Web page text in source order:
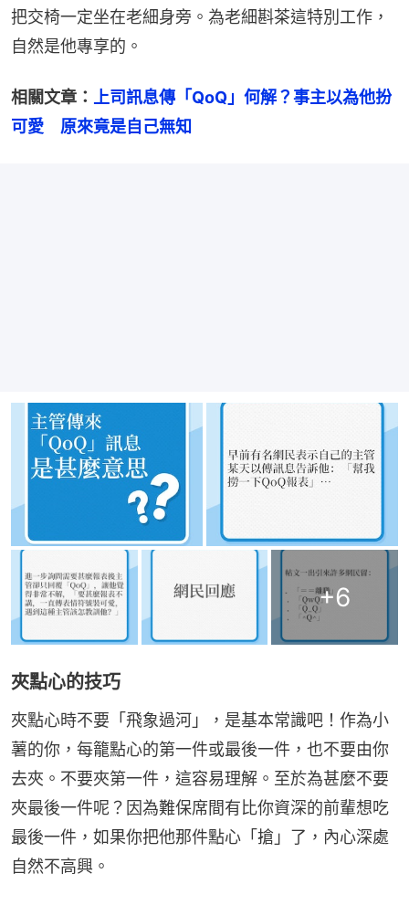
把交椅一定坐在老細身旁。為老細斟茶這特別工作，
自然是他專享的。
相關文章：
上司訊息傳「QoQ」何解？事主以為他扮
可愛　原來竟是自己無知
+6
夾點心的技巧
夾點心時不要「飛象過河」，是基本常識吧！作為小
薯的你，每籠點心的第一件或最後一件，也不要由你
去夾。不要夾第一件，這容易理解。至於為甚麼不要
夾最後一件呢？因為難保席間有比你資深的前輩想吃
最後一件，如果你把他那件點心「搶」了，內心深處
自然不高興。